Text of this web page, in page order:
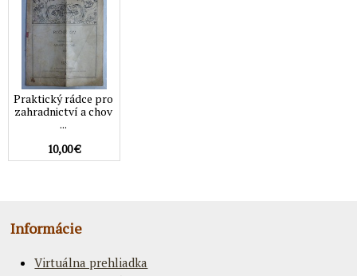
Praktický rádce pro
zahradnictví a chov
...
10,00 €
Informácie
Virtuálna prehliadka